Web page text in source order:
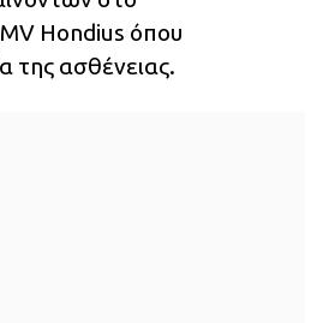
Hondius όπου
της ασθένειας.